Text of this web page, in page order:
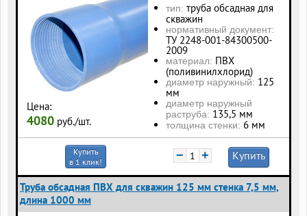
Цена:
4080 руб./шт.
тип: труба обсадная для
скважин
нормативный документ:
ТУ 2248-001-84300500-
2009
материал: ПВХ
(поливинилхлорид)
диаметр наружный: 125
мм
диаметр наружный
раструба: 135,5 мм
толщина стенки: 6 мм
Купить
в 1 клик!
− + Купить
Труба обсадная ПВХ для скважин 125 мм стенка 7,5 мм,
длина 1000 мм